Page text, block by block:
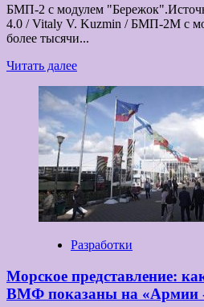
БМП-2 с модулем
4.0 / Vitaly V. Kuzmin / БМП-2М с
более тысячи...
Читать далееПрочитать
о
На
форуме
«Армия-2024»
представят
более
20
тысяч
образцов
продукции
Разработки
Морское представление:
ВМФ показаны на «Армии